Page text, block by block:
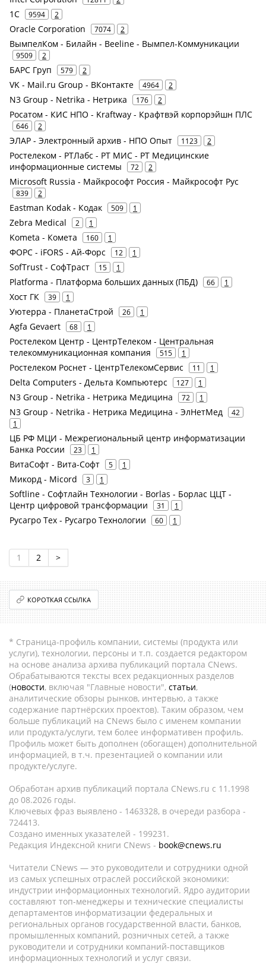
1С 9594 2
Oracle Corporation 7074 2
ВымпелКом - Билайн - Beeline - Вымпел-Коммуникации
9509 2
БАРС Груп 579 2
VK - Mail.ru Group - ВКонтакте 4964 2
N3 Group - Netrika - Нетрика 176 2
Росатом - КИС НПО - Kraftway - Крафтвэй корпорэйшн ПЛС
646 2
ЭЛАР - Электронный архив - НПО Опыт 1123 2
Ростелеком - РТЛабс - РТ МИС - РТ Медицинские
информационные системы
72 2
Microsoft Russia - Майкрософт Россия - Майкрософт Рус
839 2
Eastman Kodak - Кодак 509 1
Zebra Medical 2 1
Kometa - Комета 160 1
ФОРС - iFORS - Ай-Форс 12 1
SofTrust - СофТраст 15 1
Platforma - Платформа больших данных (ПБД) 66 1
Хост ГК 39 1
Уютерра - ПланетаСтрой 26 1
Agfa Gevaert 68 1
Ростелеком Центр - ЦентрТелеком - Центральная
телекоммуникационная компания
515 1
Ростелеком Роснет - ЦентрТелекомСервис 11 1
Delta Computers - Дельта Компьютерс 127 1
N3 Group - Netrika - Нетрика Медицина 72 1
N3 Group - Netrika - Нетрика Медицина - ЭлНетМед
42
1
ЦБ РФ МЦИ - Межрегиональный центр информатизации
Банка России
23 1
ВитаСофт - Вита-Софт 5 1
Микорд - Micord 3 1
Softline - Софтлайн Технологии - Borlas - Борлас ЦЦТ -
Центр цифровой трансформации
31 1
Русагро Тех - Русагро Технологии 60 1
1 2 >
КОРОТКАЯ ССЫЛКА
* Страница-профиль компании, системы (продукта или
услуги), технологии, персоны и т.п. создается редактором
на основе анализа архива публикаций портала CNews.
Обрабатываются тексты всех редакционных разделов
(новости, включая "Главные новости", статьи,
аналитические обзоры рынков, интервью, а также
содержание партнёрских проектов). Таким образом, чем
больше публикаций на CNews было с именем компании
или продукта/услуги, тем более информативен профиль.
Профиль может быть дополнен (обогащен) дополнительной
информацией, в т.ч. презентацией о компании или
продукте/услуге.
Обработан архив публикаций портала CNews.ru c 11.1998
до 08.2026 годы.
Ключевых фраз выявлено - 1463328, в очереди разбора -
724413.
Создано именных указателей - 199231.
Редакция Индексной книги CNews - book@cnews.ru
Читатели CNews — это руководители и сотрудники одной
из самых успешных отраслей российской экономики:
индустрии информационных технологий. Ядро аудитории
составляют топ-менеджеры и технические специалисты
департаментов информатизации федеральных и
региональных органов государственной власти, банков,
промышленных компаний, розничных сетей, а также
руководители и сотрудники компаний-поставщиков
информационных технологий и услуг связи.